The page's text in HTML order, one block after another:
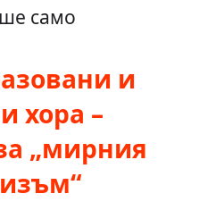
само
и
хора –
„мирния